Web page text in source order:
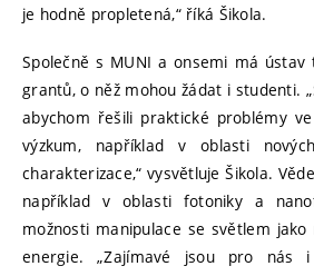
je hodně propletená,“ říká Šikola.
Společně s MUNI a onsemi má
grantů, o něž mohou žádat i studenti.
abychom řešili praktické problémy
výzkum, například v oblasti
charakterizace,“ vysvětluje Šikola.
například v oblasti fotoniky a
možnosti manipulace se světlem
energie. „Zajímavé jsou pro nás